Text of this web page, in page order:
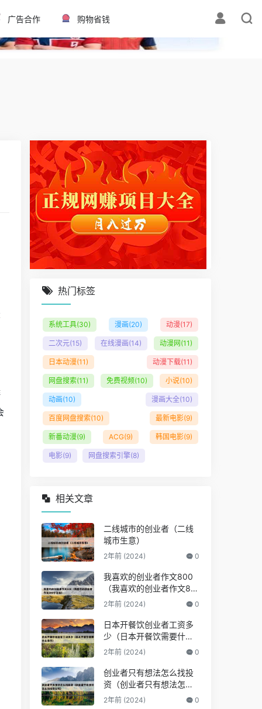
✕
广告合作 购物省钱
热门标签
系统工具(30) 漫画(20) 动漫(17)
二次元(15) 在线漫画(14) 动漫网 (11)
日本动漫(11) 动漫下载(11)
网盘搜索(11) 免费视频(10) 小说(10)
动画(10) 漫画大全(10)
百度网盘搜索(10) 最新电影(9)
新番动漫(9) ACG(9) 韩国电影(9)
电影(9) 网盘搜索引擎(8)
相关文章
二线城市的创业者（二线
城市生意）
2年前 (2024) 0
我喜欢的创业者作文800
（我喜欢的创业者作文80
0字左右）
2年前 (2024) 0
日本开餐饮创业者工资多
少（日本开餐饮需要什么
条件）
2年前 (2024) 0
创业者只有想法怎么找投
资（创业者只有想法怎么
找投资公司）
2年前 (2024) 0